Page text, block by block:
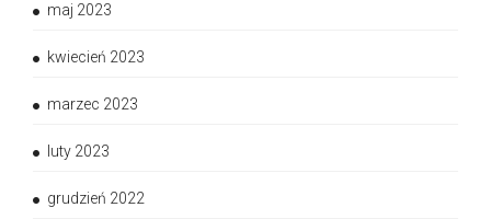
maj 2023
kwiecień 2023
marzec 2023
luty 2023
grudzień 2022